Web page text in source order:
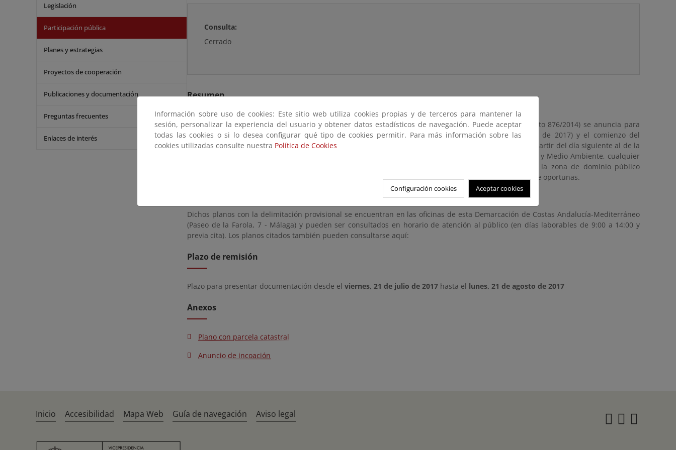
Legislación
Participación pública
Planes y estrategias
Proyectos de cooperación
Publicaciones y documentación
Preguntas frecuentes
Enlaces de interés
Consulta:
Cerrado
Resumen
Según lo dispuesto en el apartado 2.a del artículo 21 del Reglamento General de Costas (Real Decreto 876/2014) se anuncia para
general conocimiento la providencia de incoación del expediente de deslinde (de fecha 6 de julio de 2017) y el comienzo del
procedimiento de información pública del mismo con el fin de que, en el plazo de UN MES, contado a partir del día siguiente al de la
publicación de este anuncio en la sede electronica del Ministerio de Agricultura y Pesca, Alimentación y Medio Ambiente, cualquier
interesado pueda comparecer en el expediente, examinar el plano de delimitación provisional de la zona de dominio público
marítimo-terrestre y de su zona de servidumbre de protección, y formular las alegaciones que considere oportunas.
Los comentarios y alegaciones pueden dirigirse por e-mail a:bzn-dcmalaga@mapama.es
Dichos planos con la delimitación provisional se encuentran en las oficinas de esta Demarcación de Costas Andalucía-Mediterráneo
(Paseo de la Farola, 7 - Málaga) y pueden ser consultados en horario de atención al público (en días laborables de 9:00 a 14:00 y
previa cita). Los planos citados también pueden consultarse aquí:
Plazo de remisión
Plazo para presentar documentación desde el viernes, 21 de julio de 2017 hasta el lunes, 21 de agosto de 2017
Anexos
Plano con parcela catastral
Anuncio de incoación
Información sobre uso de cookies: Este sitio web utiliza cookies propias y de terceros para mantener la
sesión, personalizar la experiencia del usuario y obtener datos estadísticos de navegación. Puede aceptar
todas las cookies o si lo desea configurar qué tipo de cookies permitir. Para más información sobre las
cookies utilizadas consulte nuestra Política de Cookies
Configuración cookies Aceptar cookies
Inicio Accesibilidad Mapa Web Guía de navegación Aviso legal Twitter